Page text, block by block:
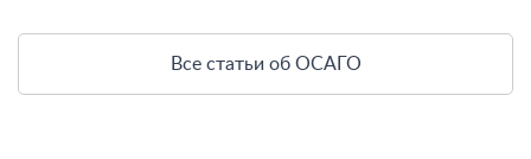
Все статьи об ОСАГО